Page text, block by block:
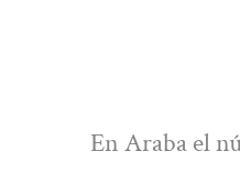
En Araba el